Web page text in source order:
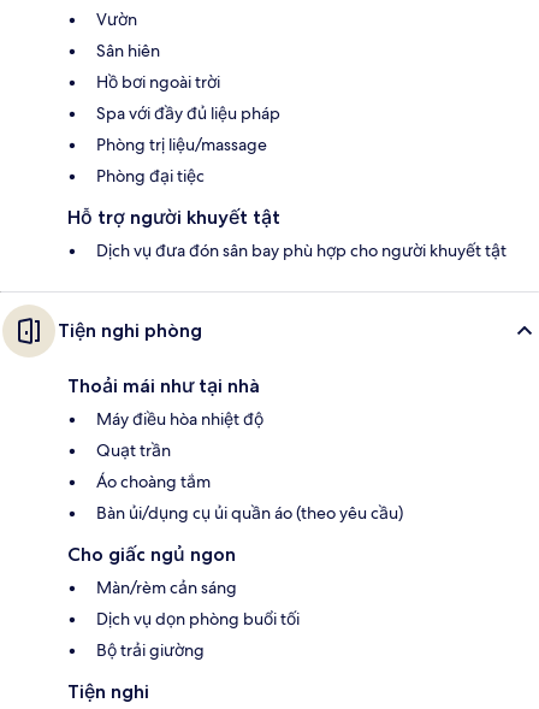
Vườn
Sân hiên
Hồ bơi ngoài trời
Spa với đầy đủ liệu pháp
Phòng trị liệu/massage
Phòng đại tiệc
Hỗ trợ người khuyết tật
Dịch vụ đưa đón sân bay phù hợp cho người khuyết tật
Tiện nghi phòng
Thoải mái như tại nhà
Máy điều hòa nhiệt độ
Quạt trần
Áo choàng tắm
Bàn ủi/dụng cụ ủi quần áo (theo yêu cầu)
Cho giấc ngủ ngon
Màn/rèm cản sáng
Dịch vụ dọn phòng buổi tối
Bộ trải giường
Tiện nghi